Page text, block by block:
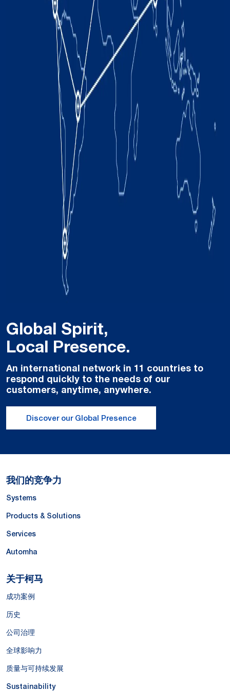
Global Spirit,
Local Presence.
An international network in 11 countries to
respond quickly to the needs of our
customers, anytime, anywhere.
Discover our Global Presence
我们的竞争力
Systems
Products & Solutions
Services
Automha
关于柯马
成功案例
历史
公司治理
全球影响力
质量与可持续发展
Sustainability